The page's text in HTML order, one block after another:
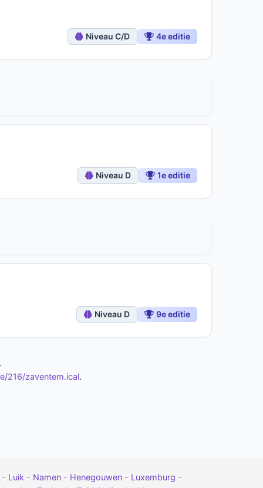
Niveau C/D 4e editie
Niveau D 1e editie
Niveau D 9e editie
216/zaventem.ical.
- Luik - Namen - Henegouwen - Luxemburg -